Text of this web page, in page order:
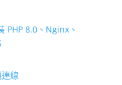
PHP 8.0、Nginx、
線